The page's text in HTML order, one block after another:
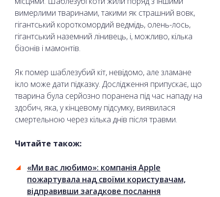
вимерлими тваринами, такими як страшний вовк,
гігантський короткомордий ведмідь, олень-лось,
гігантський наземний лінивець, і, можливо, кілька
бізонів і мамонтів.
Як помер шаблезубий кіт, невідомо, але зламане
ікло може дати підказку. Дослідження припускає, що
тварина була серйозно поранена під час нападу на
здобич, яка, у кінцевому підсумку, виявилася
смертельною через кілька днів після травми.
Читайте також:
«Ми вас любимо»: компанія Apple
пожартувала над своїми користувачам,
відправивши загадкове послання